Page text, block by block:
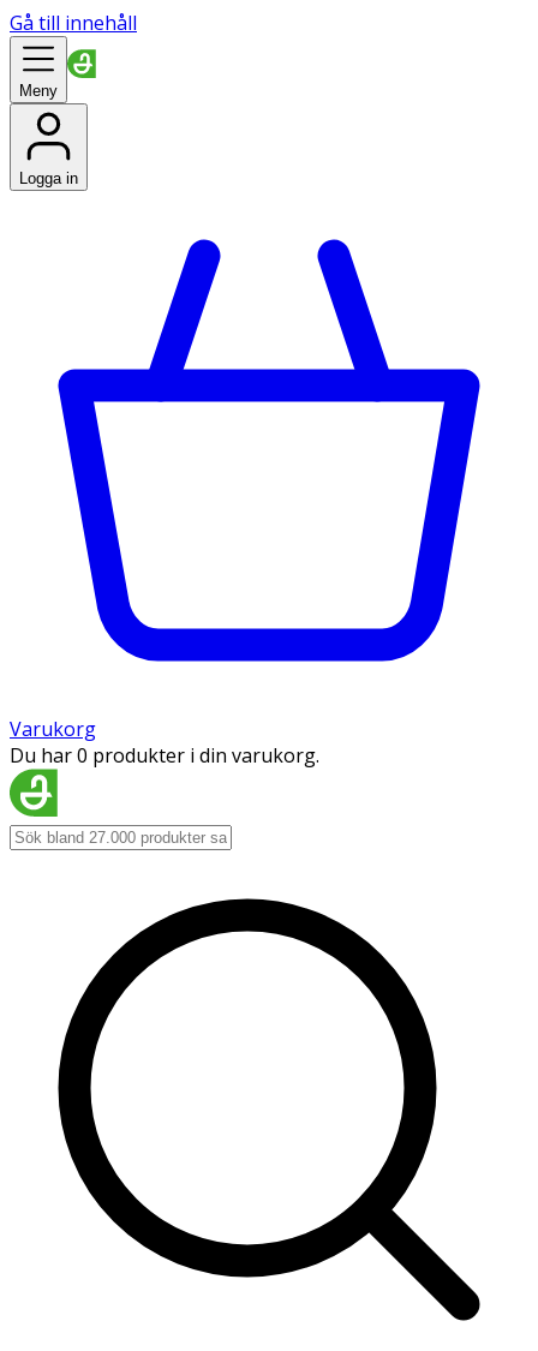
Gå till innehåll
Meny
Logga in
Varukorg
Du har 0 produkter i din varukorg.